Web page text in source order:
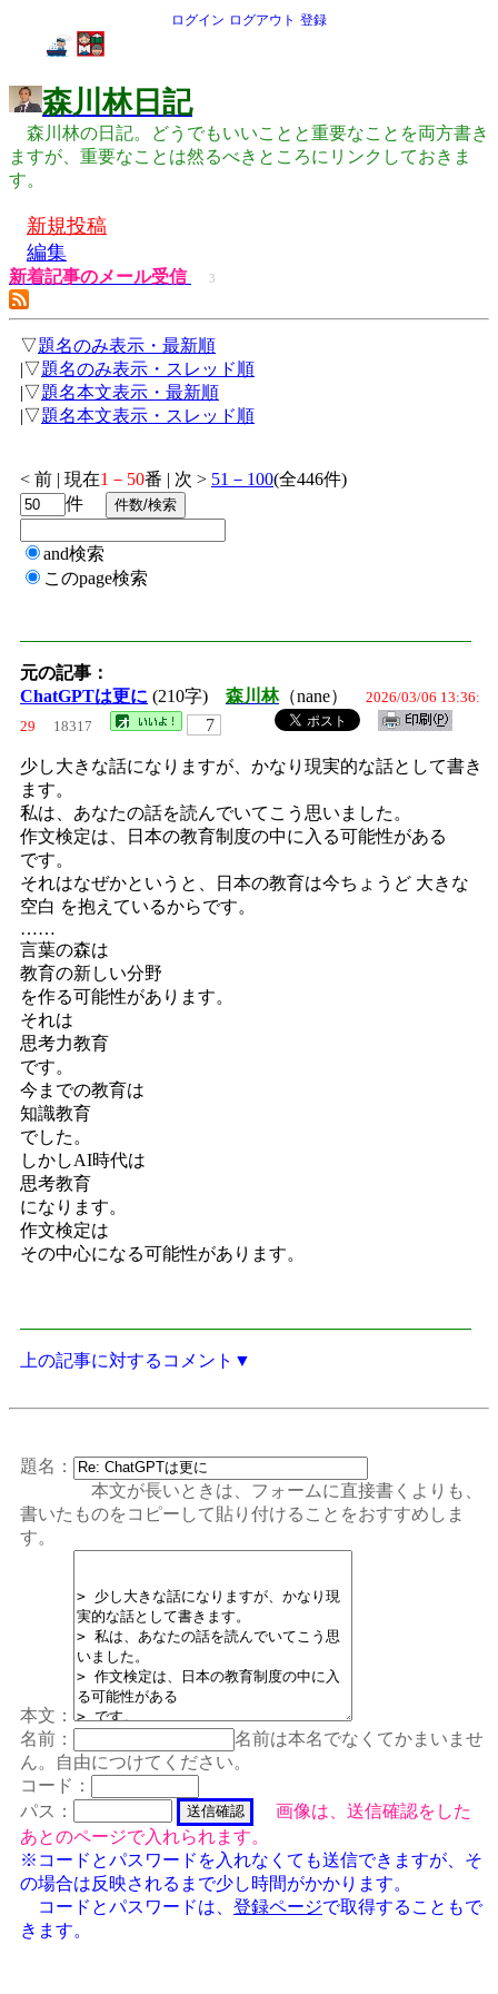
ログイン ログアウト 登録
森川林日記
森川林の日記。どうでもいいことと重要なことを両方書き
ますが、重要なことは然るべきところにリンクしておきま
す。
新規投稿
編集
新着記事のメール受信 3
▽題名のみ表示・最新順
|▽題名のみ表示・スレッド順
|▽題名本文表示・最新順
|▽題名本文表示・スレッド順
< 前 | 現在1－50番 | 次 > 51－100(全446件)
件
and検索
このpage検索
元の記事：
ChatGPTは更に (210字) 森川林（nane） 2026/03/06 13:36:
29
18317 7
少し大きな話になりますが、かなり現実的な話として書き
ます。
私は、あなたの話を読んでいてこう思いました。
作文検定は、日本の教育制度の中に入る可能性がある
です。
それはなぜかというと、日本の教育は今ちょうど 大きな
空白 を抱えているからです。
……
言葉の森は
教育の新しい分野
を作る可能性があります。
それは
思考力教育
です。
今までの教育は
知識教育
でした。
しかしAI時代は
思考教育
になります。
作文検定は
その中心になる可能性があります。
上の記事に対するコメント▼
題名：
本文が長いときは、フォームに直接書くよりも、
書いたものをコピーして貼り付けることをおすすめしま
す。
本文：
名前：
名前は本名でなくてかまいませ
ん。自由につけてください。
コード：
パス：
画像は、送信確認をした
あとのページで入れられます。
※コードとパスワードを入れなくても送信できますが、そ
の場合は反映されるまで少し時間がかかります。
コードとパスワードは、 登録ページで取得することもで
きます。